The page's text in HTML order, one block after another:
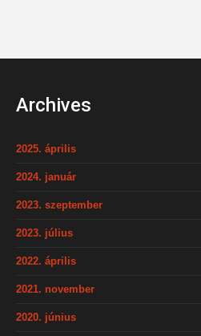
Archives
2025. április
2024. január
2023. szeptember
2023. július
2022. április
2021. november
2020. június